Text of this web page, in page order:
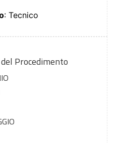
: Tecnico
Procedimento